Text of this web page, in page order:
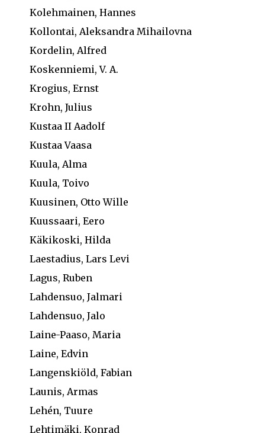
Kolehmainen, Hannes
Kollontai, Aleksandra Mihailovna
Kordelin, Alfred
Koskenniemi, V. A.
Krogius, Ernst
Krohn, Julius
Kustaa II Aadolf
Kustaa Vaasa
Kuula, Alma
Kuula, Toivo
Kuusinen, Otto Wille
Kuussaari, Eero
Käkikoski, Hilda
Laestadius, Lars Levi
Lagus, Ruben
Lahdensuo, Jalmari
Lahdensuo, Jalo
Laine-Paaso, Maria
Laine, Edvin
Langenskiöld, Fabian
Launis, Armas
Lehén, Tuure
Lehtimäki, Konrad